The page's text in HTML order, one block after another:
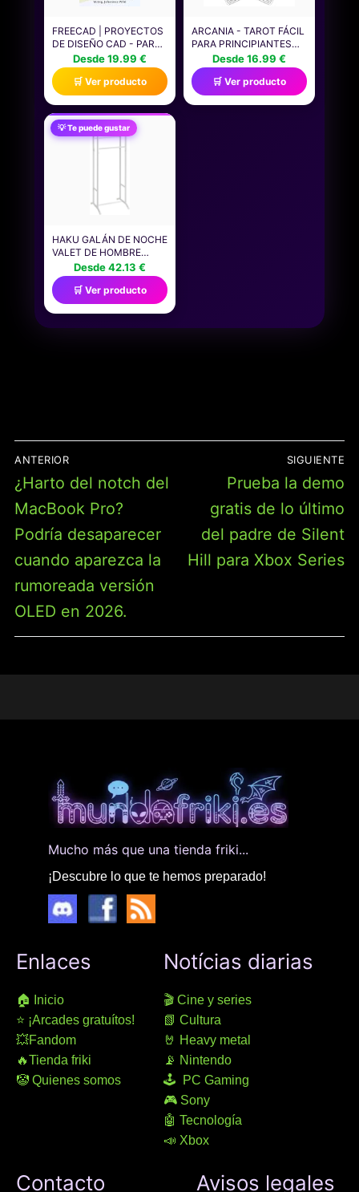
FREECAD | PROYECTOS
DE DISEÑO CAD - PARTE
2: INSTRUCCIONES
PASO A PASO PARA
DISEÑAR MODELOS CAD
COMPLEJOS (FREECAD |
CAD 2D/3D PARA
PRINCIPIANTES Y
USUARIOS AVANZADOS)
Desde 19.99 €
🛒 Ver producto
ARCANIA - TAROT FÁCIL
PARA PRINCIPIANTES
CON INSTRUCCIONES
PARA APRENDER DE
MANERA SENCILLA Y
RÁPIDA. CONTIENE
PALABRAS CLAVE,
Desde 16.99 €
🛒 Ver producto
💡 Te puede gustar
HAKU GALÁN DE NOCHE
VALET DE HOMBRE
METAL BLANCO TUBO
DE ACERO SIRVIENTE
SILENCIOSO ACERO -
MEDIDAS: ANCHO 48 X
ALTO 107 X
PROFUNDIDAD 36 CM,
Desde 42.13 €
🛒 Ver producto
DE
ENTRADAS
ANTERIOR
Entrada
anterior:
¿Harto del notch del
MacBook Pro?
Podría desaparecer
cuando aparezca la
rumoreada versión
OLED en 2026.
SIGUIENTE
Entrada
siguiente:
Prueba la demo
gratis de lo último
del padre de Silent
Hill para Xbox Series
Mucho más que una tienda friki...
¡Descubre lo que te hemos preparado!
Enlaces
🏠 Inicio
⭐ ¡Arcades gratuítos!
💥Fandom
🔥Tienda friki
🤡 Quienes somos
Notícias diarias
🎬 Cine y series
📗 Cultura
🤘 Heavy metal
📡 Nintendo
🕹 PC Gaming
🎮 Sony
🤖 Tecnología
📣 Xbox
Contacto Avisos legales